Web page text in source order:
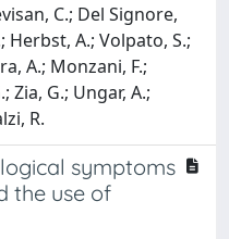
C.; Del Signore,
Herbst, A.; Volpato, S.;
A.; Monzani, F.;
Zia, G.; Ungar, A.;
R.
symptoms
the use of